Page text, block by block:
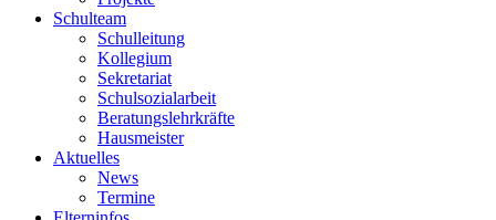
Schulteam
Schulleitung
Kollegium
Sekretariat
Schulsozialarbeit
Beratungslehrkräfte
Hausmeister
Aktuelles
News
Termine